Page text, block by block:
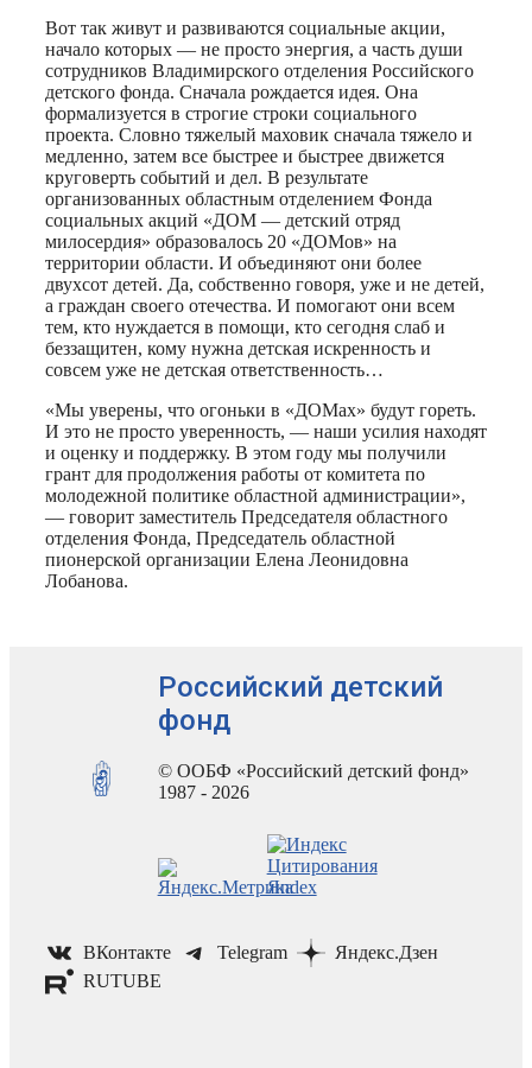
Вот так живут и развиваются социальные акции,
начало которых — не просто энергия, а часть души
сотрудников Владимирского отделения Российского
детского фонда. Сначала рождается идея. Она
формализуется в строгие строки социального
проекта. Словно тяжелый маховик сначала тяжело и
медленно, затем все быстрее и быстрее движется
круговерть событий и дел. В результате
организованных областным отделением Фонда
социальных акций «ДОМ — детский отряд
милосердия» образовалось 20 «ДОМов» на
территории области. И объединяют они более
двухсот детей. Да, собственно говоря, уже и не детей,
а граждан своего отечества. И помогают они всем
тем, кто нуждается в помощи, кто сегодня слаб и
беззащитен, кому нужна детская искренность и
совсем уже не детская ответственность…
«Мы уверены, что огоньки в «ДОМах» будут гореть.
И это не просто уверенность, — наши усилия находят
и оценку и поддержку. В этом году мы получили
грант для продолжения работы от комитета по
молодежной политике областной администрации»,
— говорит заместитель Председателя областного
отделения Фонда, Председатель областной
пионерской организации Елена Леонидовна
Лобанова.
Российский детский
фонд
© ООБФ «Российский детский фонд»
1987 - 2026
ВКонтакте Telegram
Яндекс.Дзен
RUTUBE